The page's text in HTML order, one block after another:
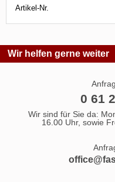
Artikel-Nr.
Wir helfen gerne weiter
0 61
Wir sind für Sie da:
16.00 Uhr, sowie